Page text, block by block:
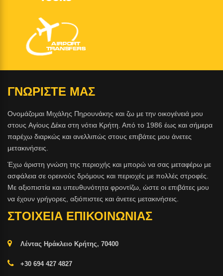
ΓΝΩΡΙΣΤΕ ΜΑΣ
Ονομάζομαι Μιχάλης Πηρουνάκης και ζω με την οικογένειά μου
στους Aγίους Δέκα στη νότια Κρήτη. Από το 1986 έως και σήμερα
παρέχω διαρκώς και ανελλιπώς στους επιβάτες μου άνετες
μετακινήσεις.
Έχω άριστη γνώση της περιοχής και μπορώ να σας μεταφέρω με
ασφάλεια σε ορεινούς δρόμους και περιοχές με πολλές στροφές.
Με αξιοπιστία και υπευθυνότητα φροντίζω, ώστε οι επιβάτες μου
να έχουν γρήγορες, αξιόπιστες και άνετες μετακινήσεις.
ΣΤΟΙΧΕΙΑ ΕΠΙΚΟΙΝΩΝΙΑΣ
Λέντας Ηράκλειο Κρήτης, 70400
+30 694 427 4827